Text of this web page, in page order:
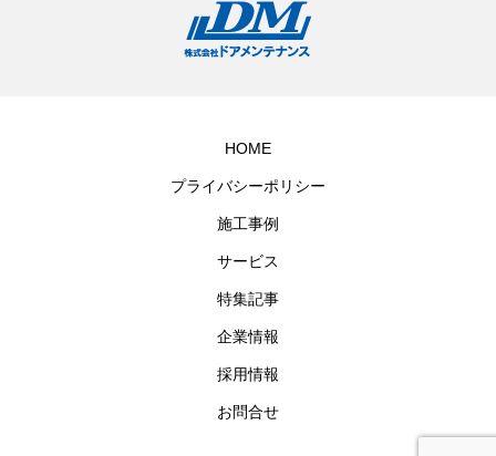
HOME
プライバシーポリシー
施工事例
サービス
特集記事
企業情報
採用情報
お問合せ